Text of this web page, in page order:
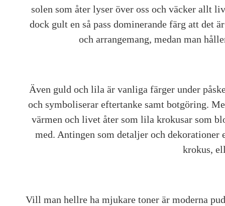
solen som åter lyser över oss och väcker allt
dock gult en så pass dominerande färg att det
och arrangemang, medan man
Även guld och lila är vanliga färger under
och symboliserar eftertanke samt botgöring.
värmen och livet åter som lila krokusar som
med. Antingen som detaljer och
krokus,
Vill man hellre ha mjukare toner är moderna